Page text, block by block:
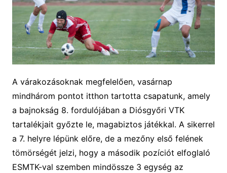
A várakozásoknak megfelelően, vasárnap
mindhárom pontot itthon tartotta csapatunk, amely
a bajnokság 8. fordulójában a Diósgyőri VTK
tartalékjait győzte le, magabiztos játékkal. A sikerrel
a 7. helyre lépünk előre, de a mezőny első felének
tömörségét jelzi, hogy a második pozíciót elfoglaló
ESMTK-val szemben mindössze 3 egység az